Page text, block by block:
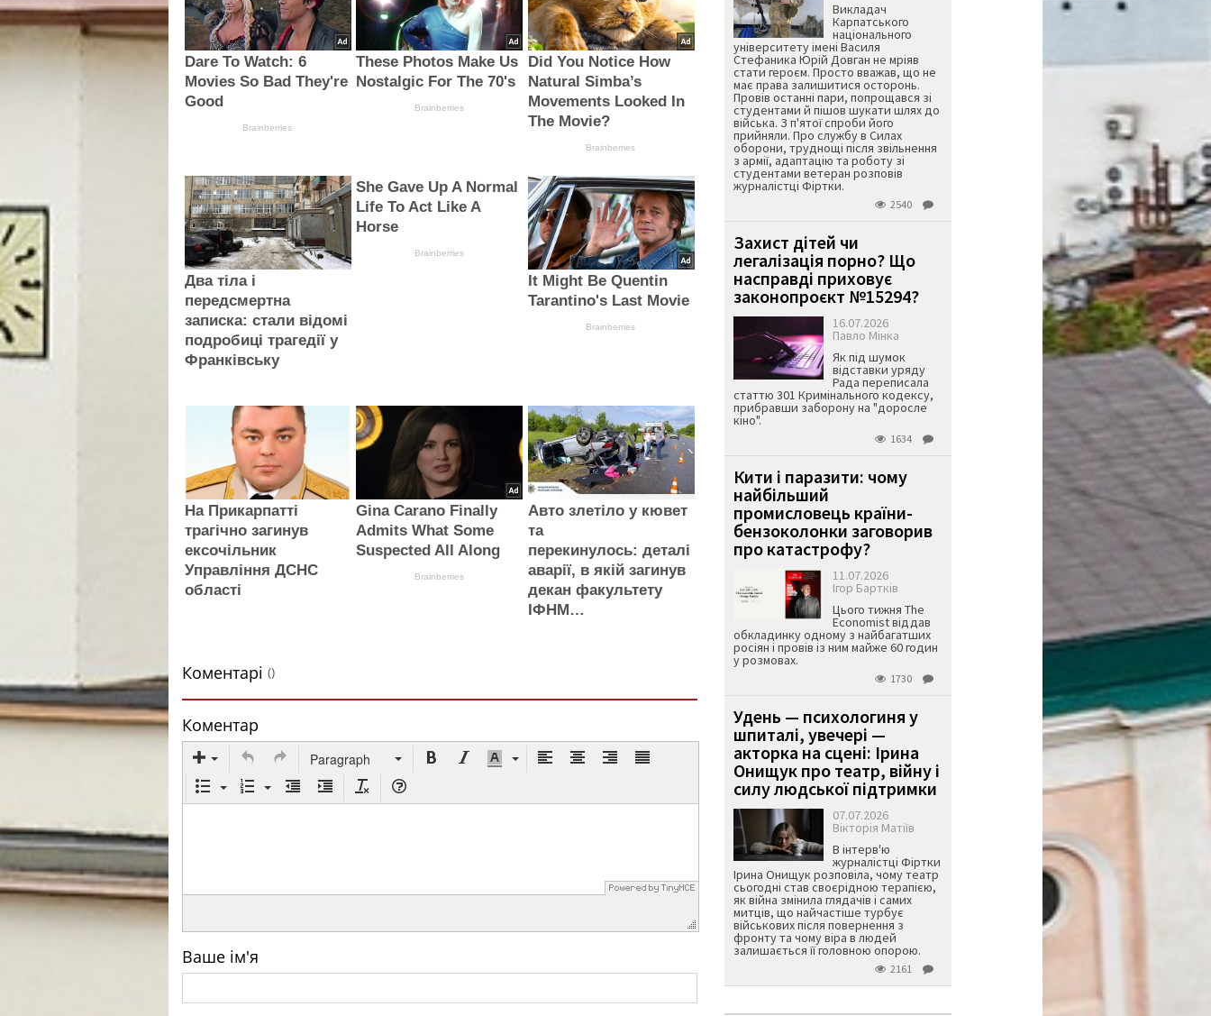
Dare To Watch: 6
Movies So Bad They're
Good
Brainberries
These Photos Make Us
Nostalgic For The 70's
Brainberries
Did You Notice How
Natural Simba’s
Movements Looked In
The Movie?
Brainberries
Два тіла і
передсмертна
записка: стали відомі
подробиці трагедії у
Франківську
She Gave Up A Normal
Life To Act Like A
Horse
Brainberries
It Might Be Quentin
Tarantino's Last Movie
Brainberries
На Прикарпатті
трагічно загинув
ексочільник
Управління ДСНС
області
Gina Carano Finally
Admits What Some
Suspected All Along
Brainberries
Авто злетіло у кювет
та
перекинулось: деталі
аварії, в якій загинув
декан факультету
ІФНМ…
Коментарі ()
Коментар
Paragraph
Ваше ім'я
Викладач
Карпатського
національного
університету імені Василя
Стефаника Юрій Довган не мріяв
стати героєм. Просто вважав, що не
має права залишитися осторонь.
Провів останні пари, попрощався зі
студентами й пішов шукати шлях до
війська. З п'ятої спроби його
прийняли. Про службу в Силах
оборони, труднощі після звільнення
з армії, адаптацію та роботу зі
студентами ветеран розповів
журналістці Фіртки.
2540
Захист дітей чи
легалізація порно? Що
насправді приховує
законопроєкт №15294?
16.07.2026
Павло Мінка
Як під шумок
відставки уряду
Рада переписала
статтю 301 Кримінального кодексу,
прибравши заборону на "доросле
кіно".
1634
Кити і паразити: чому
найбільший
промисловець країни-
бензоколонки заговорив
про катастрофу?
11.07.2026
Ігор Бартків
Цього тижня The
Economist віддав
обкладинку одному з найбагатших
росіян і провів із ним майже 60 годин
у розмовах.
1730
Удень — психологиня у
шпиталі, увечері —
акторка на сцені: Ірина
Онищук про театр, війну і
силу людської підтримки
07.07.2026
Вікторія Матіїв
В інтерв'ю
журналістці Фіртки
Ірина Онищук розповіла, чому театр
сьогодні став своєрідною терапією,
як війна змінила глядачів і самих
митців, що найчастіше турбує
військових після повернення з
фронту та чому віра в людей
залишається її головною опорою.
2161